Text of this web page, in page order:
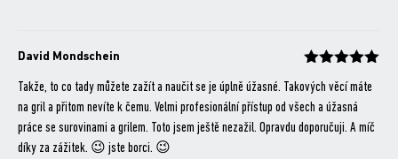
David Mondschein
Takže, to co tady můžete zažít a naučit se je úplně úžasné. Takových věcí máte
na gril a přitom nevíte k čemu. Velmi profesionální přístup od všech a úžasná
práce se surovinami a grilem. Toto jsem ještě nezažil. Opravdu doporučuji. A míč
díky za zážitek. 😉 jste borci. 😉